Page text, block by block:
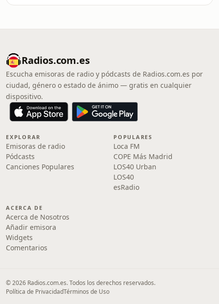
Radios.com.es
Escucha emisoras de radio y pódcasts de Radios.com.es por
ciudad, género o estado de ánimo — gratis en cualquier
dispositivo.
EXPLORAR
Emisoras de radio
Pódcasts
Canciones Populares
POPULARES
Loca FM
COPE Más Madrid
LOS40 Urban
LOS40
esRadio
ACERCA DE
Acerca de Nosotros
Añadir emisora
Widgets
Comentarios
© 2026 Radios.com.es. Todos los derechos reservados.
Política de PrivacidadTérminos de Uso